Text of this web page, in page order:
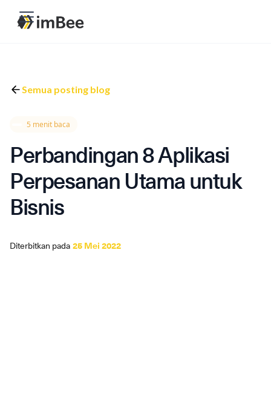
Semua posting blog
5 menit baca
Perbandingan 8 Aplikasi
Perpesanan Utama untuk
Bisnis
Diterbitkan pada 25 Mei 2022